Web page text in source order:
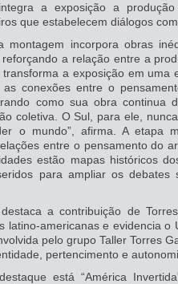
a exposição a
que estabelecem diálogos
montagem incorpora obras
a relação entre a
a exposição em uma
as conexões entre o
como sua obra continua
coletiva. O Sul, para ele,
o mundo”, afirma. A etapa
entre o pensamento do
estão mapas históricos
para ampliar os debates
a contribuição de
latino-americanas e evidencia o
pelo grupo Taller Torres
pertencimento e
está “América